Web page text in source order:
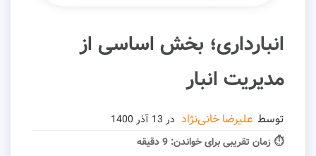
انبارداری؛ بخش اساسی از
مدیریت انبار
توسط علیرضا خانی‌نژاد در
⏱ زمان تقریبی برای خواندن: 9 دقیقه